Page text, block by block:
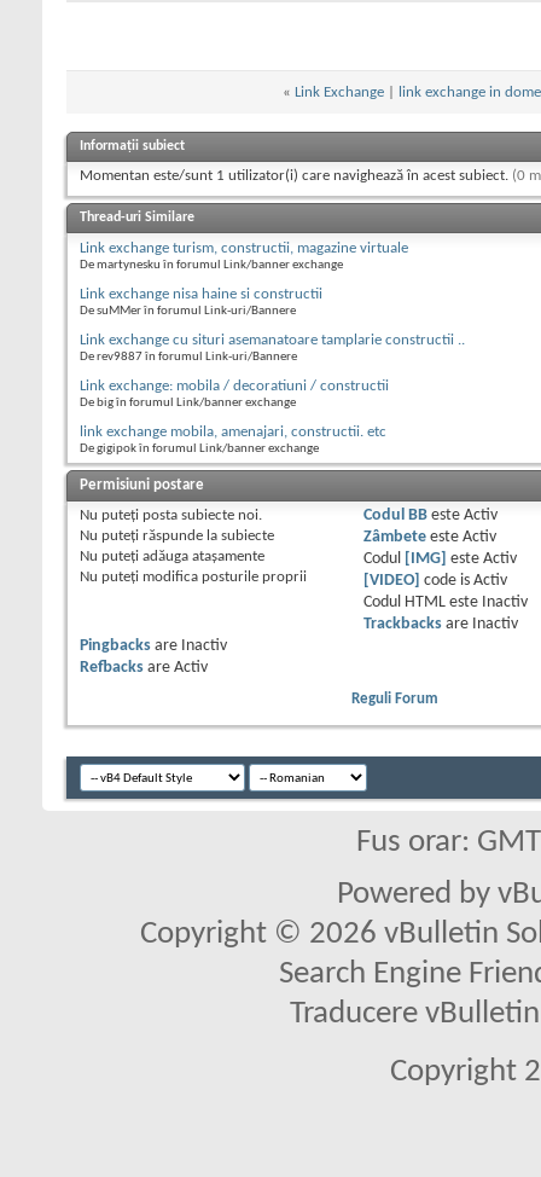
« Link Exchange link exchange in
Informații subiect
Momentan este/sunt 1 utilizator(i) care navighează în acest subiect. (0
Thread-uri Similare
Link exchange turism, constructii, magazine virtuale
De martynesku în forumul Link/banner exchange
Link exchange nisa haine si constructii
De suMMer în forumul Link-uri/Bannere
Link exchange cu situri asemanatoare tamplarie constructii ..
De rev9887 în forumul Link-uri/Bannere
Link exchange: mobila / decoratiuni / constructii
De big în forumul Link/banner exchange
link exchange mobila, amenajari, constructii. etc
De gigipok în forumul Link/banner exchange
Permisiuni postare
Nu puteţi posta subiecte noi.
Nu puteţi răspunde la subiecte
Nu puteţi adăuga ataşamente
Nu puteţi modifica posturile proprii
Codul BBeste Activ
Zâmbeteeste Activ
Codul
[IMG] este Activ
[VIDEO]
code is Activ
Codul HTML este
Inactiv
Trackbacksare
Inactiv
Pingbacks are
Inactiv
Refbacks are Activ
Reguli Forum
Fus orar:
Powered by
Copyright © 2026 vBulletin
Search Engine
Traducere
Copyright